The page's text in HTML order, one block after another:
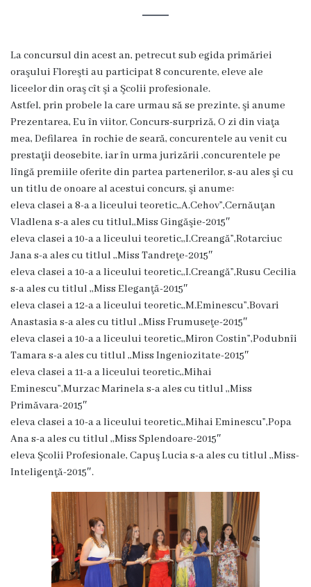
Primăriei
Dispoziţiile
primarului
Rapoartele
primarului
Proiecte
investiționale
Proiecte
în
derulare
Proiecte
prioritare
spre
finanțare
Proiecte
finalizate
Instituții
subordonate
La concursul din acest an, petrecut sub egida primăriei
oraşului Floreşti au participat 8 concurente, eleve ale
liceelor din oraş cît şi a Şcolii profesionale.
Astfel, prin probele la care urmau să se prezinte, şi anume
Prezentarea, Eu în viitor, Concurs-surpriză, O zi din viaţa
mea, Defilarea în rochie de seară, concurentele au venit cu
prestaţii deosebite, iar în urma jurizării ,concurentele pe
lîngă premiile oferite din partea partenerilor, s-au ales şi cu
un titlu de onoare al acestui concurs, şi anume:
eleva clasei a 8-a a liceului teoretic,,A.Cehov”,Cernăuţan
Vladlena s-a ales cu titlul,,Miss Gingăşie-2015″
eleva clasei a 10-a a liceului teoretic,,I.Creangă”,Rotarciuc
Jana s-a ales cu titlul ,,Miss Tandreţe-2015″
eleva clasei a 10-a a liceului teoretic,,I.Creangă”,Rusu Cecilia
s-a ales cu titlul ,,Miss Eleganţă-2015″
eleva clasei a 12-a a liceului teoretic,,M.Eminescu”,Bovari
Anastasia s-a ales cu titlul ,,Miss Frumuseţe-2015″
eleva clasei a 10-a a liceului teoretic,,Miron Costin”,Podubnîi
Tamara s-a ales cu titlul ,,Miss Ingeniozitate-2015″
eleva clasei a 11-a a liceului teoretic,,Mihai
Eminescu”,Murzac Marinela s-a ales cu titlul ,,Miss
Primăvara-2015″
eleva clasei a 10-a a liceului teoretic,,Mihai Eminescu”,Popa
Ana s-a ales cu titlul ,,Miss Splendoare-2015″
eleva Şcolii Profesionale, Capuş Lucia s-a ales cu titlul ,,Miss-
Inteligenţă-2015″.